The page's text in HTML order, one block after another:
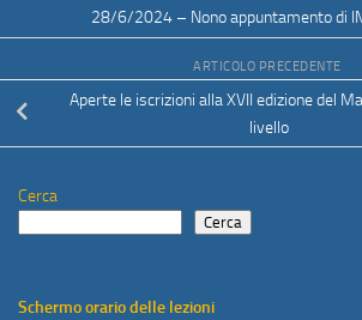
28/6/2024 – Nono appuntamento di
ARTICOLO PRECEDENTE
Aperte le iscrizioni alla XVII edizione del
livello
Cerca
Cerca
Schermo orario delle lezioni